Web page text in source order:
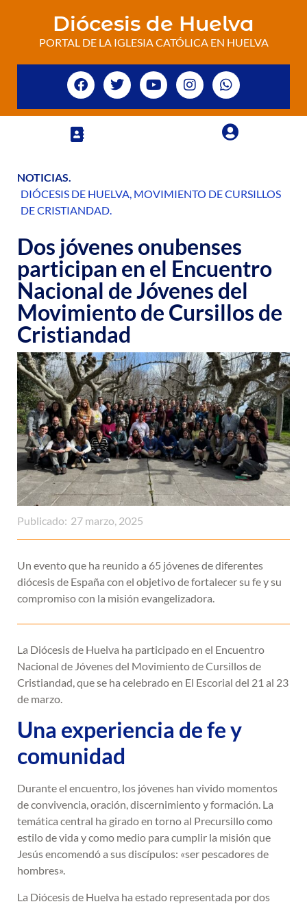
Diócesis de Huelva
PORTAL DE LA IGLESIA CATÓLICA EN HUELVA
NOTICIAS.
DIÓCESIS DE HUELVA, MOVIMIENTO DE CURSILLOS
DE CRISTIANDAD.
Dos jóvenes onubenses
participan en el Encuentro
Nacional de Jóvenes del
Movimiento de Cursillos de
Cristiandad
Publicado: 27 marzo, 2025
Un evento que ha reunido a 65 jóvenes de diferentes
diócesis de España con el objetivo de fortalecer su fe y su
compromiso con la misión evangelizadora.
La Diócesis de Huelva ha participado en el Encuentro
Nacional de Jóvenes del Movimiento de Cursillos de
Cristiandad, que se ha celebrado en El Escorial del 21 al 23
de marzo.
Una experiencia de fe y
comunidad
Durante el encuentro, los jóvenes han vivido momentos
de convivencia, oración, discernimiento y formación. La
temática central ha girado en torno al Precursillo como
estilo de vida y como medio para cumplir la misión que
Jesús encomendó a sus discípulos: «ser pescadores de
hombres».
La Diócesis de Huelva ha estado representada por dos